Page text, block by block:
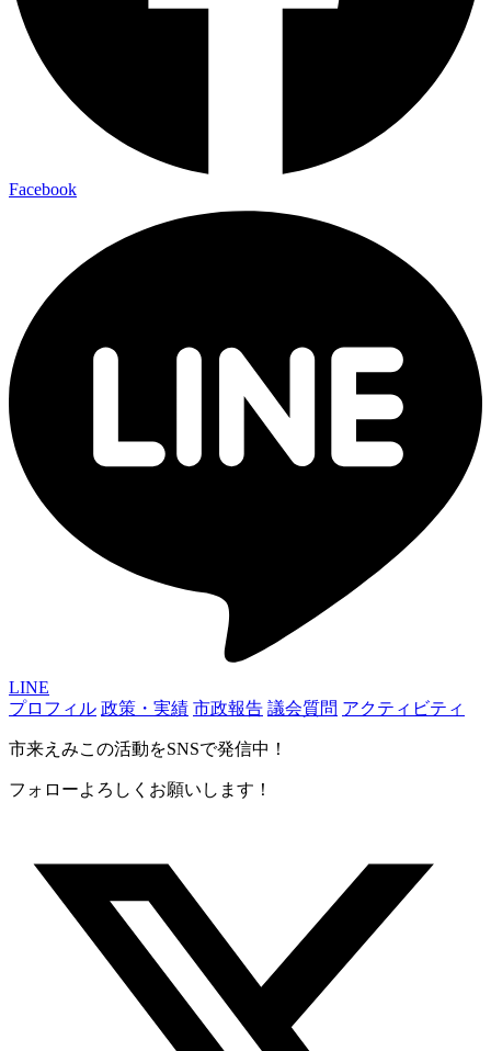
Facebook
LINE
プロフィル 政策・実績 市政報告 議会質問 アクティビティ
市来えみこの活動をSNSで発信中！
フォローよろしくお願いします！